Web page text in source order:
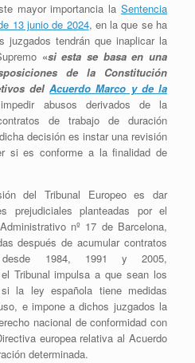
mayor importancia la Sentencia
13 junio de 2024, en la que se ha
juzgados tendrán que inaplicar la
«si esta se basa en una
de la Constitución
delAcuerdo Marco y de la
abusos derivados de la
de trabajo de duración
decisión es instar una revisión
si es conforme a la finalidad de
del Tribunal Europeo es dar
prejudiciales planteadas por el
nº 17 de Barcelona,
después de acumular contratos
1984, 1991 y 2005,
Tribunal impulsa a que sean los
la ley española tiene medidas
e impone a dichos juzgados la
nacional de conformidad con
europea relativa al Acuerdo
determinada.